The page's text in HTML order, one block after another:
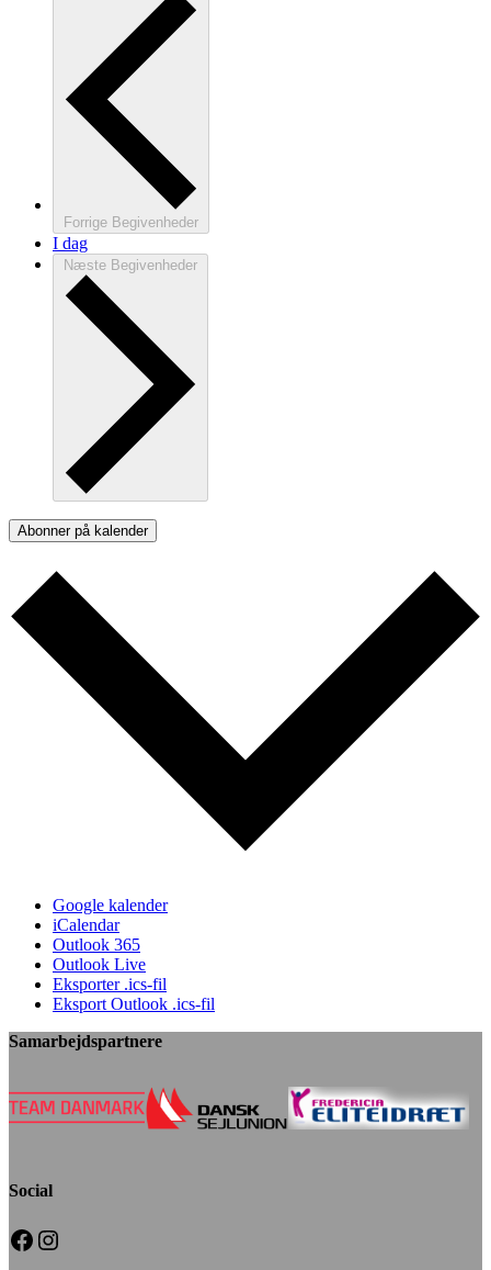
Forrige Begivenheder
I dag
Næste Begivenheder
Abonner på kalender
Google kalender
iCalendar
Outlook 365
Outlook Live
Eksporter .ics-fil
Eksport Outlook .ics-fil
Samarbejdspartnere
Social
Facebook
Instagram